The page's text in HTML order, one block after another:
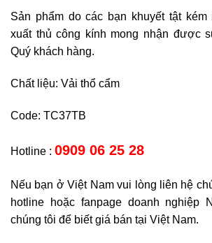
Sản phẩm do các bạn khuyết tật kém
xuất thủ công kính mong nhận được
Quý khách hàng.
Chất liệu: Vải thổ cẩm
Code: TC37TB
Hotline : 0909 06 25 28
Nếu bạn ở Việt Nam vui lòng liên hệ
hotline hoặc fanpage doanh nghiệp
chúng tôi để biết giá bán tại Việt Nam.